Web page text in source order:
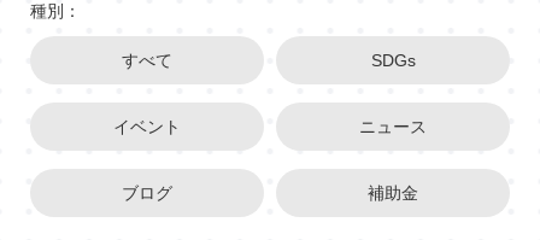
種別：
すべて SDGs
イベント ニュース
ブログ 補助金